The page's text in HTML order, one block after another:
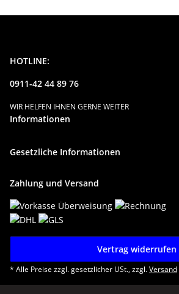
HOTLINE:
0911-42 44 89 76
WIR HELFEN IHNEN GERNE WEITER
Informationen
Gesetzliche Informationen
Zahlung und Versand
Vertrag widerrufen
* Alle Preise zzgl. gesetzlicher USt., zzgl.Versand